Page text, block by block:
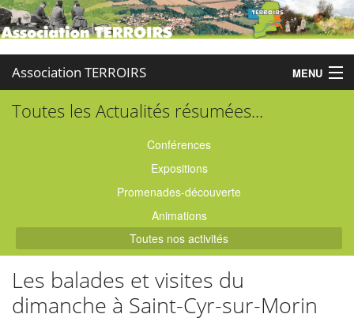
Association TERROIRS MENU
Accueil
Partenaires
Enquêtes
Contact
Toutes les Actualités résumées...
Conférences
Expositions
Promenades-découverte
Animations
Toutes nos activités
Les balades et visites du
dimanche à Saint-Cyr-sur-Morin